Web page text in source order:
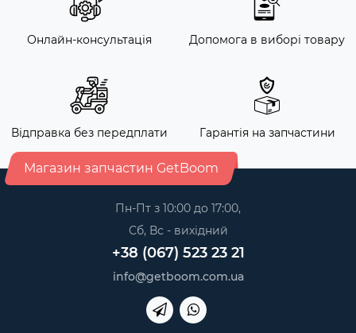
Онлайн-консультація Допомога в виборі товару
Відправка без передплати Гарантія на запчастини
Магазин запчастин GetBoom
Пн-Пт з 10:00 до 17:00,
Сб, Вс - вихідний
+38 (067) 523 23 21
info@getboom.com.ua